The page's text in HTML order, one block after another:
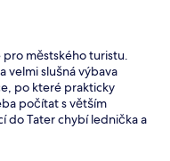
městského turistu.
velmi slušná výbava
po které prakticky
počítat s větším
do Tater chybí lednička a
si sám”, počítá se se